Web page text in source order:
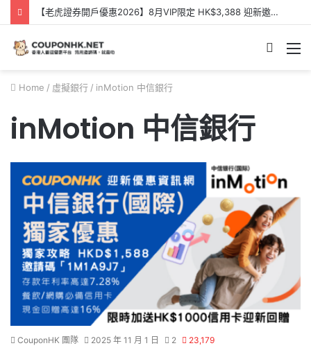
【老虎證券開戶優惠2026】8月VIP限定 HK$3,388 迎新邀請碼【KQQXXB】- Tiger Brokers 迎新優惠
Search
Home / 虛擬銀行 / inMotion 中信銀行
inMotion 中信銀行
CouponHK 團隊 2025 年 11 月 1 日 2 23,179